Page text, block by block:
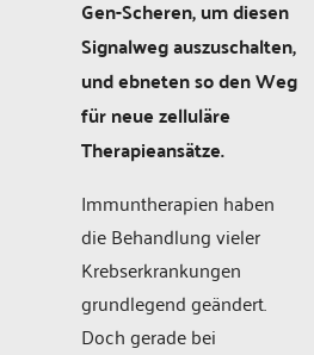
Gen-Scheren, um diesen
Signalweg auszuschalten,
und ebneten so den Weg
für neue zelluläre
Therapieansätze.
Immuntherapien haben
die Behandlung vieler
Krebserkrankungen
grundlegend geändert.
Doch gerade bei